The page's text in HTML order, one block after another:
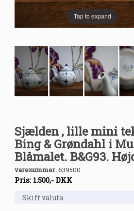
Tap to expand
Sjælden , lille mini
Bing & Grøndahl i
Blåmalet. B&G93.
varenummer: 639500
Pris: 1.500,- DKK